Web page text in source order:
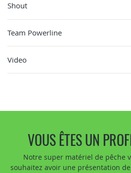
Shout
Team Powerline
Video
VOUS ÊTES UN
Notre super matériel de pêche
souhaitez avoir une présentation